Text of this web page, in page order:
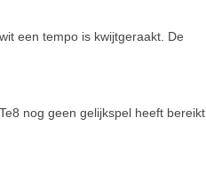
een tempo is kwijtgeraakt. De
nog geen gelijkspel heeft bereikt.